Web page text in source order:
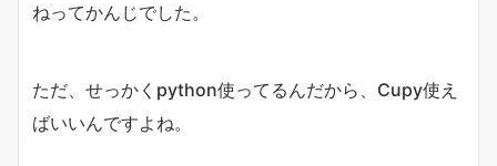
ねってかんじでした。
ただ、せっかくpython使ってるんだから、Cupy使え
ばいいんですよね。